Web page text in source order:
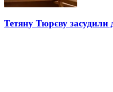
Тетяну Тюрєву засудили